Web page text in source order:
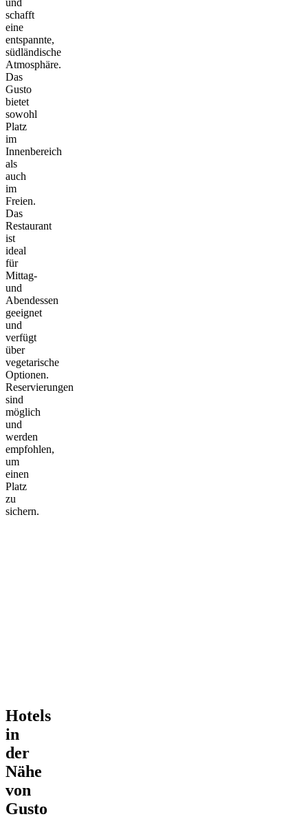
und
schafft
eine
entspannte,
südländische
Atmosphäre.
Das
Gusto
bietet
sowohl
Platz
im
Innenbereich
als
auch
im
Freien.
Das
Restaurant
ist
ideal
für
Mittag-
und
Abendessen
geeignet
und
verfügt
über
vegetarische
Optionen.
Reservierungen
sind
möglich
und
werden
empfohlen,
um
einen
Platz
zu
sichern.
Hotels
in
der
Nähe
von
Gusto